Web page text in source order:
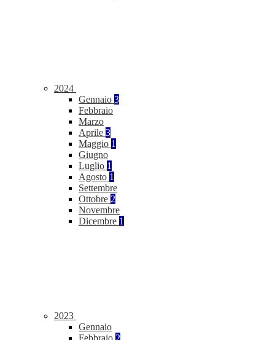
2024
Gennaio 3
Febbraio
Marzo
Aprile 3
Maggio 1
Giugno
Luglio 1
Agosto 1
Settembre
Ottobre 2
Novembre
Dicembre 1
2023
Gennaio